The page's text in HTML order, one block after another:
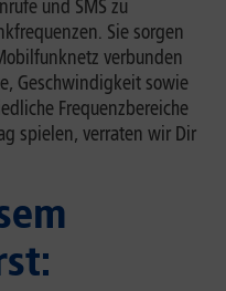
und SMS zu
Sie sorgen
verbunden
Geschwindigkeit sowie
Frequenzbereiche
spielen, verraten wir Dir